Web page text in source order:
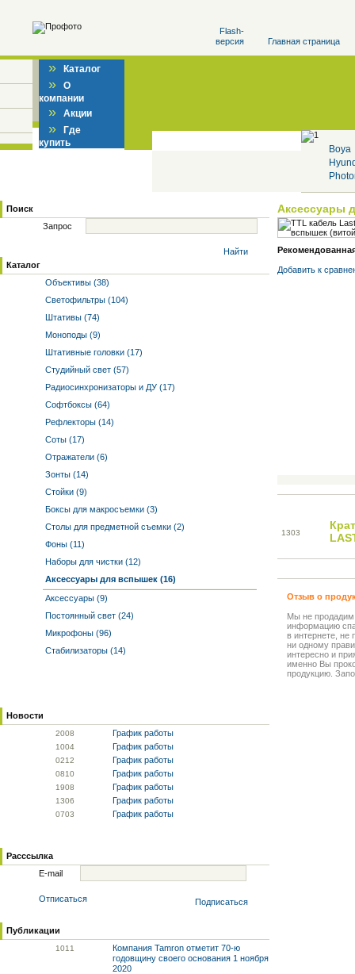
Flash-
версия
Главная страница
» Каталог
» О
компании
» Акции
» Где
купить
Boya
Поиск
Запрос
Найти
Каталог
Объективы (38)
Светофильтры (104)
Штативы (74)
Моноподы (9)
Штативные головки (17)
Студийный свет (57)
Радиосинхронизаторы и ДУ (17)
Софтбоксы (64)
Рефлекторы (14)
Соты (17)
Отражатели (6)
Зонты (14)
Стойки (9)
Боксы для макросъемки (3)
Столы для предметной съемки (2)
Фоны (11)
Наборы для чистки (12)
Аксессуары для вспышек (16)
Аксессуары (9)
Постоянный свет (24)
Микрофоны (96)
Стабилизаторы (14)
Новости
2008 График работы
1004 График работы
0212 График работы
0810 График работы
1908 График работы
1306 График работы
0703 График работы
Расссылка
E-mail
Отписаться Подписаться
Публикации
1011
Компания Tamron отметит 70-ю
годовщину своего основания 1 ноября
2020
Аксессуары
Добавить к
1303
Отзыв о
Мы не
информацию
в интернете, не
ни одному
интересно и
именно Вы
продукцию.